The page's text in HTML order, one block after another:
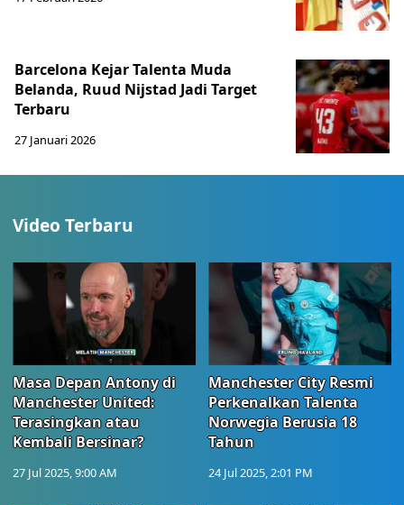
Barcelona Kejar Talenta Muda
Belanda, Ruud Nijstad Jadi Target
Terbaru
27 Januari 2026
Video Terbaru
Masa Depan Antony di
Manchester United:
Terasingkan atau
Kembali Bersinar?
27 Jul 2025, 9:00 AM
Manchester City Resmi
Perkenalkan Talenta
Norwegia Berusia 18
Tahun
24 Jul 2025, 2:01 PM